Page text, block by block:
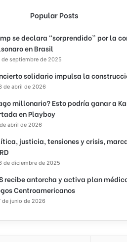
Popular Posts
se declara “sorprendido” por la
en Brasil
de septiembre de 2025
solidario impulsa la
de abril de 2026
millonario? Esto podría ganar a
en Playboy
abril de 2026
justicia, tensiones y crisis,
de diciembre de 2025
recibe antorcha y activa plan
Centroamericanos
de junio de 2026